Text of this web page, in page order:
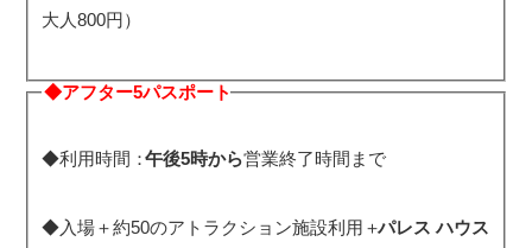
大人800円）
◆アフター5パスポート
◆利用時間：午後5時から営業終了時間まで
◆入場＋約50のアトラクション施設利用＋パレス ハウス